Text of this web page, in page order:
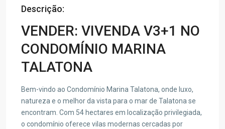
Descrição:
VENDER: VIVENDA V3+1 NO
CONDOMÍNIO MARINA
TALATONA
Bem-vindo ao Condomínio Marina Talatona, onde luxo,
natureza e o melhor da vista para o mar de Talatona se
encontram. Com 54 hectares em localização privilegiada,
o condomínio oferece vilas modernas cercadas por